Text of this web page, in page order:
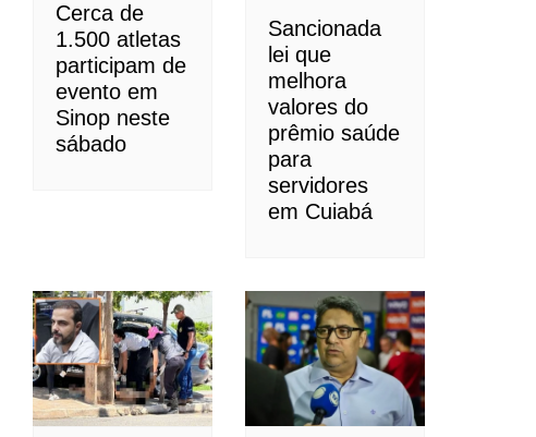
Cerca de
1.500 atletas
participam de
evento em
Sinop neste
sábado
Sancionada
lei que
melhora
valores do
prêmio saúde
para
servidores
em Cuiabá